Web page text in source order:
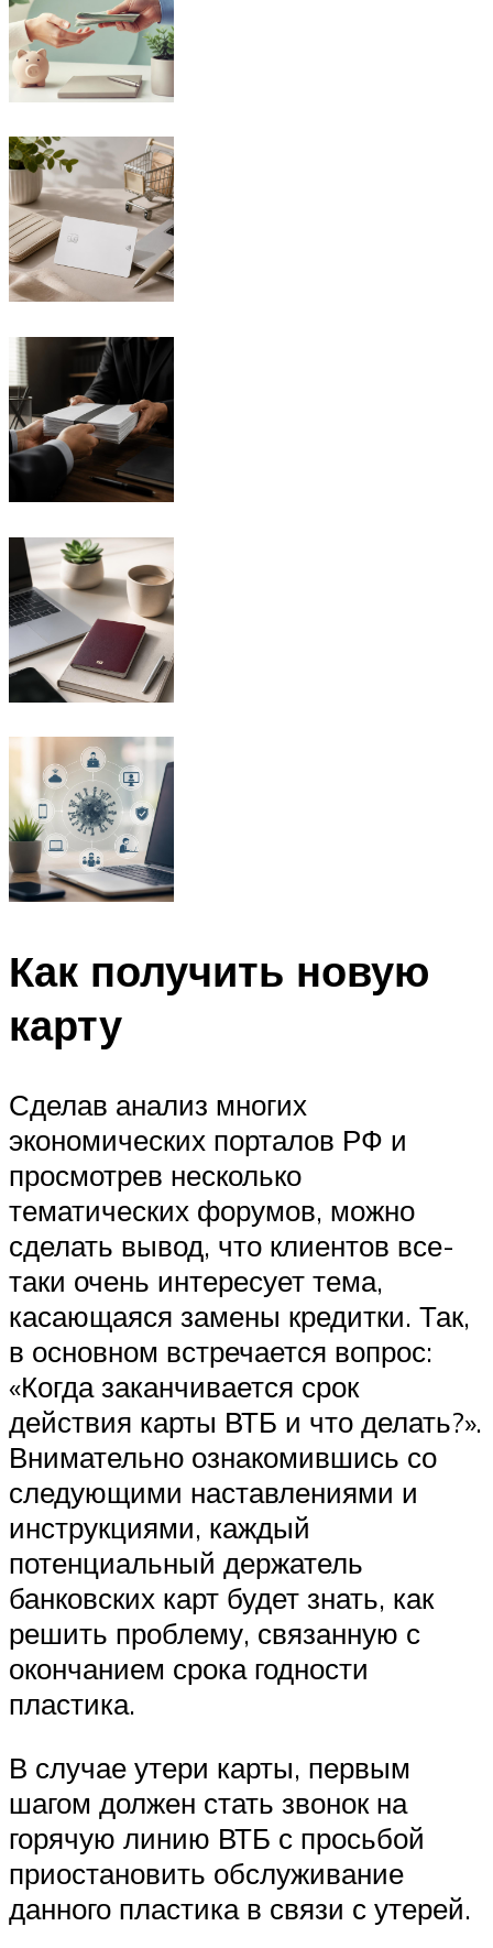
Как получить новую
карту
Сделав анализ многих
экономических порталов РФ и
просмотрев несколько
тематических форумов, можно
сделать вывод, что клиентов все-
таки очень интересует тема,
касающаяся замены кредитки. Так,
в основном встречается вопрос:
«Когда заканчивается срок
действия карты ВТБ и что делать?».
Внимательно ознакомившись со
следующими наставлениями и
инструкциями, каждый
потенциальный держатель
банковских карт будет знать, как
решить проблему, связанную с
окончанием срока годности
пластика.
В случае утери карты, первым
шагом должен стать звонок на
горячую линию ВТБ с просьбой
приостановить обслуживание
данного пластика в связи с утерей.